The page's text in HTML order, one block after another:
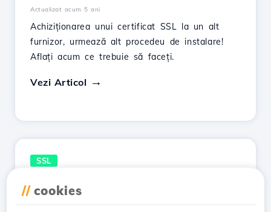
Actualizat acum 5 ani
Achiziționarea unui certificat SSL la un alt
furnizor, urmează alt procedeu de instalare!
Aflați acum ce trebuie să faceți.
Vezi Articol
SSL
Ce este un certificat SSL ?
// cookies